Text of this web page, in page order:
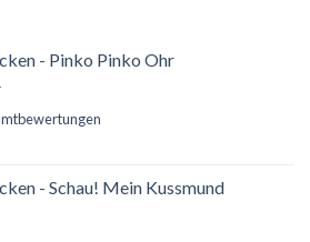
- Pinko Pinko Ohr
- Schau! Mein Kussmund